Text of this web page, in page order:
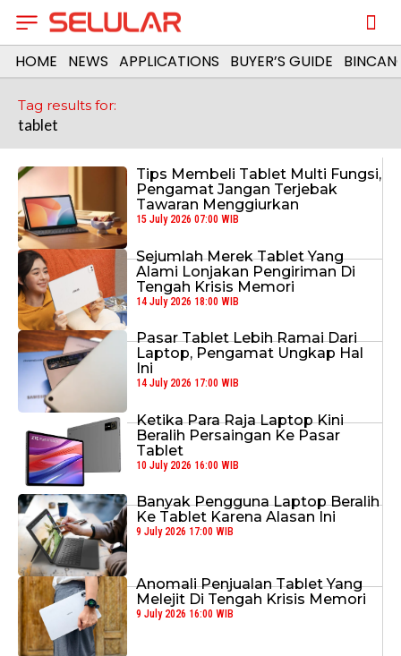
HOME NEWS APPLICATIONS BUYER’S GUIDE
Tag results for:
tablet
Tips Membeli Tablet Multi Fungsi,
Pengamat Jangan Terjebak
Tawaran Menggiurkan
15 July 2026 07:00 WIB
Sejumlah Merek Tablet Yang
Alami Lonjakan Pengiriman Di
Tengah Krisis Memori
14 July 2026 18:00 WIB
Pasar Tablet Lebih Ramai Dari
Laptop, Pengamat Ungkap Hal
Ini
14 July 2026 17:00 WIB
Ketika Para Raja Laptop Kini
Beralih Persaingan Ke Pasar
Tablet
10 July 2026 16:00 WIB
Banyak Pengguna Laptop Beralih
Ke Tablet Karena Alasan Ini
9 July 2026 17:00 WIB
Anomali Penjualan Tablet Yang
Melejit Di Tengah Krisis Memori
9 July 2026 16:00 WIB